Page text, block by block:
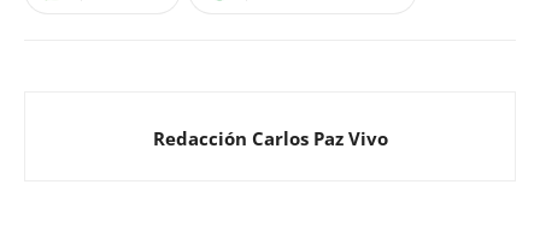
Redacción Carlos Paz Vivo